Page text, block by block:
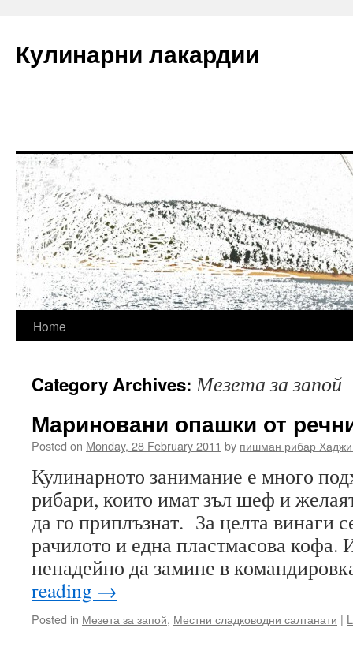
Кулинарни лакардии
Skip
content
Home
Category Archives:Мезета за запой
Мариновани опашки от
Posted on Monday, 28 February 2011 by пишман рибар
Кулинарното занимание е много
рибари, които имат зъл шеф и
да го приплъзнат. За целта винаги
рачилото и една пластмасова кофа.
ненадейно да замине в
reading →
Posted in Мезета за запой, Местни сладководни салтанати |